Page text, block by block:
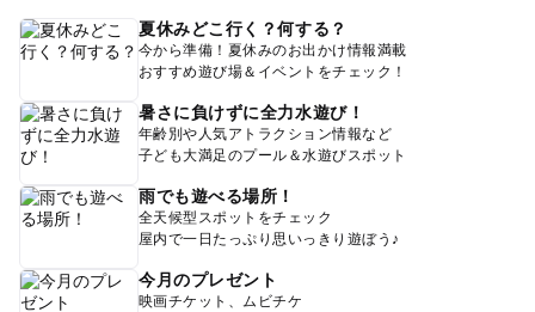
夏休みどこ行く？何する？
今から準備！夏休みのお出かけ情報満載
おすすめ遊び場＆イベントをチェック！
暑さに負けずに全力水遊び！
年齢別や人気アトラクション情報など
子ども大満足のプール＆水遊びスポット
雨でも遊べる場所！
全天候型スポットをチェック
屋内で一日たっぷり思いっきり遊ぼう♪
今月のプレゼント
映画チケット、ムビチケ